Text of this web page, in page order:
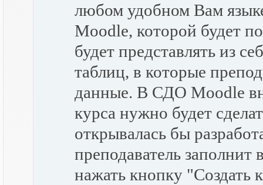
любом удобном Вам
Moodle, которой будет
будет представлять из
таблиц, в которые
данные. В СДО Moodle
курса нужно будет
открывалась бы
преподаватель
нажать кнопку